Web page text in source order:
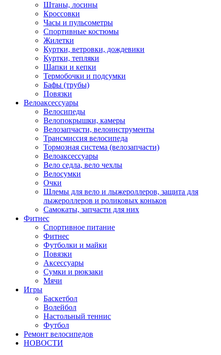
Штаны, лосины
Кроссовки
Часы и пульсометры
Спортивные костюмы
Жилетки
Куртки, ветровки, дождевики
Куртки, тепляки
Шапки и кепки
Термобочки и подсумки
Бафы (трубы)
Повязки
Велоаксессуары
Велосипеды
Велопокрышки, камеры
Велозапчасти, велоинструменты
Трансмиссия велосипеда
Тормозная система (велозапчасти)
Велоаксессуары
Вело седла, вело чехлы
Велосумки
Очки
Шлемы для вело и лыжероллеров, защита для
лыжероллеров и роликовых коньков
Самокаты, запчасти для них
Фитнес
Спортивное питание
Фитнес
Футболки и майки
Повязки
Аксессуары
Сумки и рюкзаки
Мячи
Игры
Баскетбол
Волейбол
Настольный теннис
Футбол
Ремонт велосипедов
НОВОСТИ